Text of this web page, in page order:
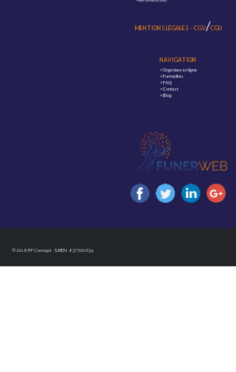
MENTIONS LÉGALES - CGV/CGU
NAVIGATION
>Organisez en ligne
>Formalités
>FAQ
>Contact
>Blog
© 2018 PF Concept · SIREN : 837 600 634